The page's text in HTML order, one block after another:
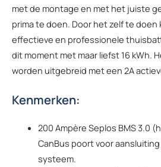
met de montage en met het juiste
prima te doen. Door het zelf te
effectieve en professionele
dit moment met maar liefst 16 kWh.
worden uitgebreid met een 2A
Kenmerken:
200 Ampère Seplos BMS 3.0
CanBus poort voor
systeem.